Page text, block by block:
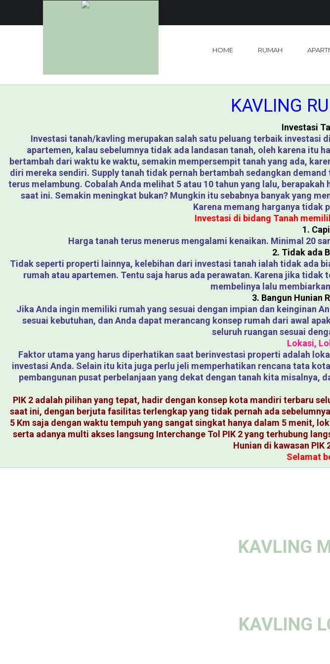
HOME RUMAH
KAVLING
Investasi
Investasi tanah/kavling merupakan salah satu peluang terbaik investasi
apartemen, kalau sebelumnya tidak ada landasan tanah, oleh karena itu
bertambah dari waktu ke waktu, semakin mempersempit tanah yang ada,
diri mereka sendiri. Supply tanah tidak pernah bertambah sedangkan
terus melambung. Cobalah Anda melihat 5 atau 10 tahun yang lalu,
saat ini. Semakin meningkat bukan? Mungkin itu sebabnya banyak yang
Karena memang harganya tidak
Investasi di bidang Tanah
1.
Harga tanah terus menerus mengalami kenaikan. Minimal 20
2. Tidak ada
Tidak seperti properti lainnya, kelebihan dari investasi tanah ialah tidak ada
rumah atau apartemen. Tentu saja harus ada perawatan. Karena jika
membelinya lalu
3. Bangun Hunian
Jika Anda ingin memiliki rumah yang sesuai dengan impian dan keinginan
sesuai kebutuhan, dan Anda dapat merancang konsep rumah dari awal
seluruh ruangan sesuai
Lokasi,
Faktor utama yang harus diperhatikan saat berinvestasi properti adalah
investasi Anda. Selain itu kita juga perlu jeli memperhatikan rencana tata
pembangunan pusat perbelanjaan yang dekat dengan tanah kita
PIK 2 adalah pilihan yang tepat, hadir dengan konsep kota mandiri terbaru
saat ini, dengan berjuta fasilitas terlengkap yang tidak pernah ada
5 Km saja dengan waktu tempuh yang sangat singkat hanya dalam 5 menit,
serta adanya multi akses langsung Interchange Tol PIK 2 yang terhubung
Hunian di kawasan
Selamat
KAVLING
KAVLING